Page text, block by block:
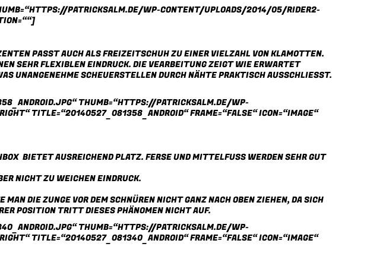
PATRICKSALM.DE/WP-CONTENT/UPLOADS/2014/05/RIDER2-
PASST AUCH ALS FREIZEITSCHUH ZU EINER VIELZAHL VON KLAMOTTEN. B
SEHR FLEXIBLEN EINDRUCK. DIE VEARBEITUNG ZEIGT WIE ERWARTET K
SCHEUERSTELLEN DURCH NÄHTE PRAKTISCH AUSSCHLIESST.
THUMB=“HTTPS://PATRICKSALM.DE/WP-
TITLE=“20140527_081358_ANDROID“ FRAME=“FALSE“ ICON=“IMAGE“
BIETET AUSREICHEND PLATZ. FERSE UND MITTELFUSS WERDEN SEHR GUT G
NICHT ZU WEICHEN EINDRUCK.
DIE ZUNGE VOR DEM SCHNÜREN NICHT GANZ NACH OBEN ZIEHEN, DA SICH SO
POSITION TRITT DIESES PHÄNOMEN NICHT AUF.
THUMB=“HTTPS://PATRICKSALM.DE/WP-
TITLE=“20140527_081340_ANDROID“ FRAME=“FALSE“ ICON=“IMAGE“